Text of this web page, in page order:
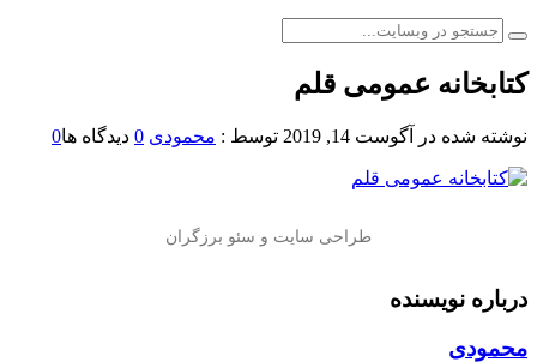
کتابخانه عمومی قلم
نوشته شده در آگوست 14, 2019 توسط : محمودی 0 دیدگاه ها0
درباره نویسنده
محمودی